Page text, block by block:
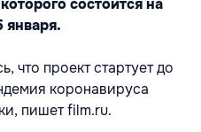
января.
что проект стартует до
коронавируса
пишетfilm.ru.